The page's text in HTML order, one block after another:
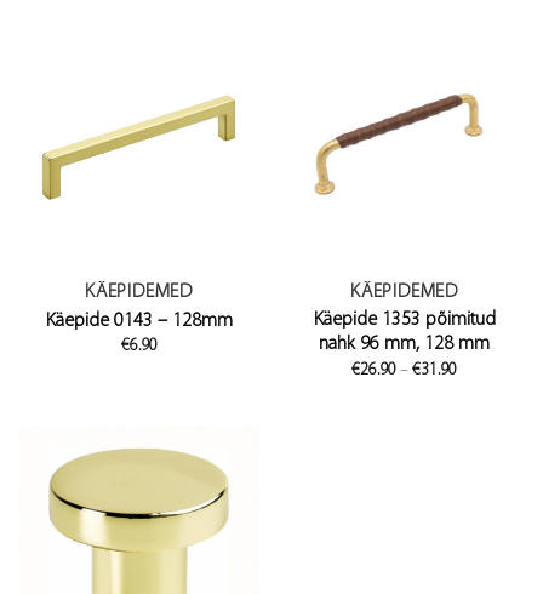
KÄEPIDEMED
Käepide 0143 – 128mm
€6.90
KÄEPIDEMED
Käepide 1353 põimitud
nahk 96 mm, 128 mm
€26.90 – €31.90Price